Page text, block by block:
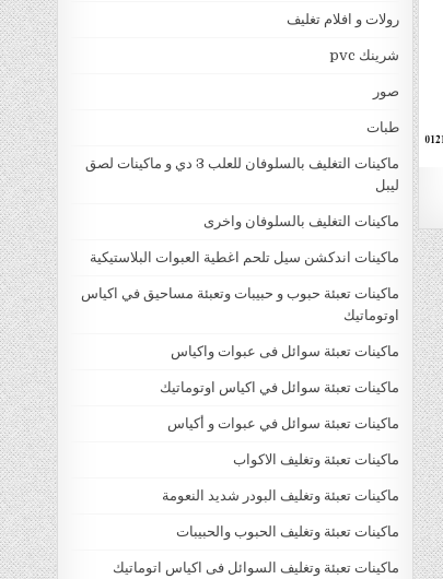
رولات و افلام تغليف
شرينك pvc
صور
طبات
ماكينات التغليف بالسلوفان للعلب 3 دي و ماكينات لصق
ليبل
ماكينات التغليف بالسلوفان واخرى
ماكينات اندكشن سيل تلحم اغطية العبوات البلاستيكية
ماكينات تعبئة حبوب و حبيبات وتعبئة مساحيق في اكياس
اوتوماتيك
ماكينات تعبئة سوائل فى عبوات واكياس
ماكينات تعبئة سوائل في اكياس اوتوماتيك
ماكينات تعبئة سوائل في عبوات و أكياس
ماكينات تعبئة وتغليف الاكواب
ماكينات تعبئة وتغليف البودر شديد النعومة
ماكينات تعبئة وتغليف الحبوب والحبيبات
ماكينات تعبئة وتغليف السوائل فى اكياس اتوماتيك